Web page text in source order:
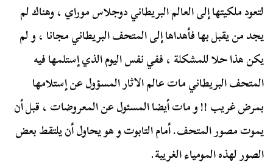
لتعود ملكيتها إلى العالم البريطاني دوجلاس موراي ، وهناك لم
يجد من يقبل بها فأهداها إلى المتحف البريطاني مجانا ، و لم
يكن هذا حلا للمشكلة ، ففي نفس اليوم الذي إستلمها فيه
المتحف البريطاني مات عالم الاثار المسؤول عن إستلامها
بمرض غريب !! و مات أيضا المسئول عن المعروضات ، قبل أن
يموت مصور المتحف. أمام التابوت و هو يحاول أن يلتقط بعض
الصور لهذه المومياء الغريبة.